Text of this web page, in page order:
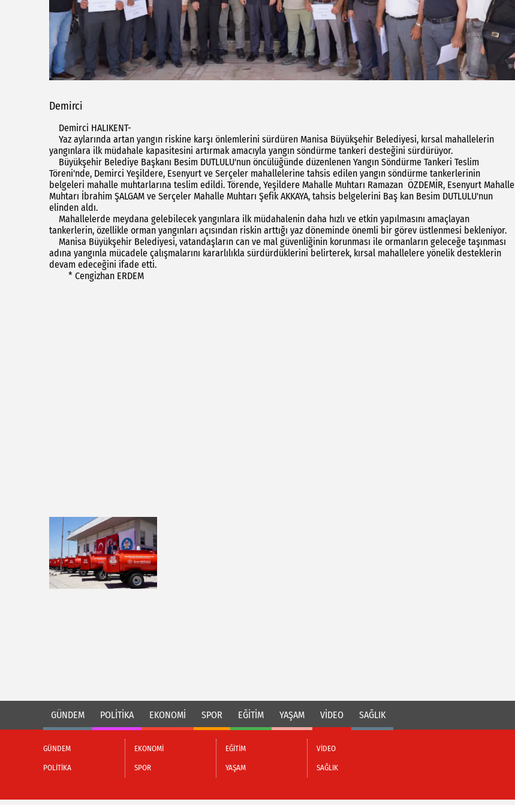
Demirci
Demirci HALIKENT-
Yaz aylarında artan yangın riskine karşı önlemlerini sürdüren Manisa Büyükşehir Belediyesi, kırsal mahallelerin
yangınlara ilk müdahale kapasitesini artırmak amacıyla yangın söndürme tankeri desteğini sürdürüyor.
Büyükşehir Belediye Başkanı Besim DUTLULU'nun öncülüğünde düzenlenen Yangın Söndürme Tankeri Teslim
Töreni'nde, Demirci Yeşildere, Esenyurt ve Serçeler mahallelerine tahsis edilen yangın söndürme tankerlerinin
belgeleri mahalle muhtarlarına teslim edildi. Törende, Yeşildere Mahalle Muhtarı Ramazan ÖZDEMİR, Esenyurt Mahalle
Muhtarı İbrahim ŞALGAM ve Serçeler Mahalle Muhtarı Şefik AKKAYA, tahsis belgelerini Baş kan Besim DUTLULU'nun
elinden aldı.
Mahallelerde meydana gelebilecek yangınlara ilk müdahalenin daha hızlı ve etkin yapılmasını amaçlayan
tankerlerin, özellikle orman yangınları açısından riskin arttığı yaz döneminde önemli bir görev üstlenmesi bekleniyor.
Manisa Büyükşehir Belediyesi, vatandaşların can ve mal güvenliğinin korunması ile ormanların geleceğe taşınması
adına yangınla mücadele çalışmalarını kararlılıkla sürdürdüklerini belirterek, kırsal mahallelere yönelik desteklerin
devam edeceğini ifade etti.
* Cengizhan ERDEM
GÜNDEM POLİTİKA EKONOMİ SPOR EĞİTİM YAŞAM VİDEO SAĞLIK
GÜNDEM
POLİTİKA
EKONOMİ
SPOR
EĞİTİM
YAŞAM
VİDEO
SAĞLIK